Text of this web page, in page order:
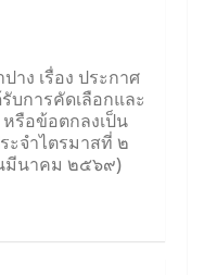
าง เรื่อง ประกาศ
บการคัดเลือกและ
รือข้อตกลงเป็น
จำไตรมาสที่ ๒
มีนาคม ๒๕๖๙)